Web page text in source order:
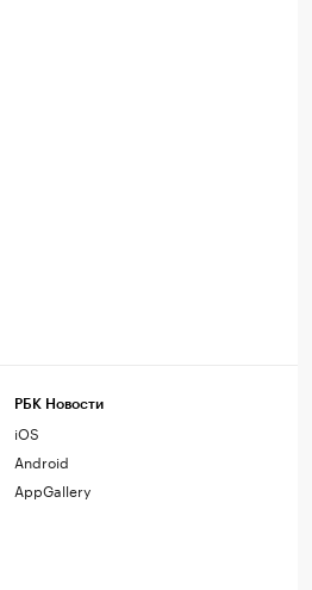
РБК Новости
iOS
Android
AppGallery